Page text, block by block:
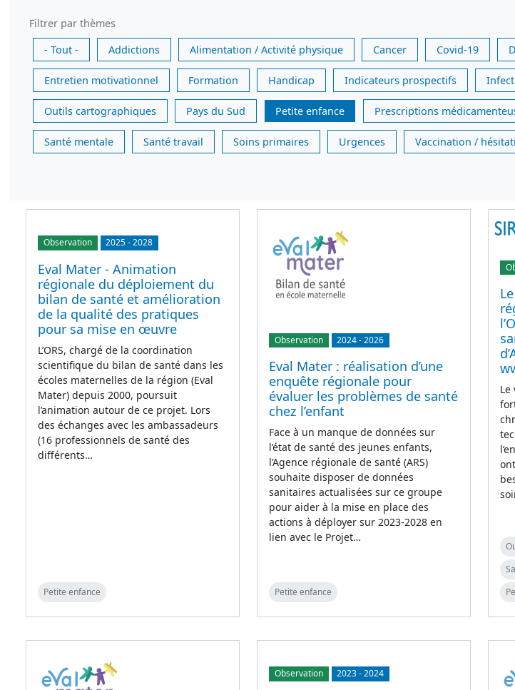
Filtrer par thèmes
- Tout -
Addictions Alimentation / Activité physique Cancer Covid-19
Entretien motivationnel Formation Handicap Indicateurs prospectifs
Outils cartographiques Pays du Sud Petite enfance Prescriptions
Santé mentale Santé travail Soins primaires Urgences Vaccination /
Observation 2025-2028
Eval Mater - Animation
régionale du déploiement du
bilan de santé et amélioration
de la qualité des pratiques
pour sa mise en œuvre
L’ORS, chargé de la coordination
scientifique du bilan de santé dans les
écoles maternelles de la région (Eval
Mater) depuis 2000, poursuit
l’animation autour de ce projet. Lors
des échanges avec les ambassadeurs
(16 professionnels de santé des
différents…
Petite enfance
Observation 2024-2026
Eval Mater : réalisation d’une
enquête régionale pour
évaluer les problèmes de santé
chez l’enfant
Face à un manque de données sur
l’état de santé des jeunes enfants,
l’Agence régionale de santé (ARS)
souhaite disposer de données
sanitaires actualisées sur ce groupe
pour aider à la mise en place des
actions à déployer sur 2023-2028 en
lien avec le Projet…
Petite enfance
Observation 2023-2024